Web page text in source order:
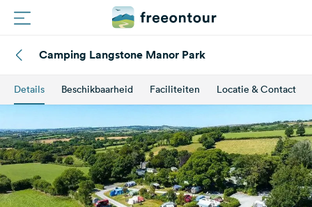
Routes
Campings
Magazine
Partners
Camping Langstone Manor Park
Details Beschikbaarheid Faciliteiten Locatie & Contact